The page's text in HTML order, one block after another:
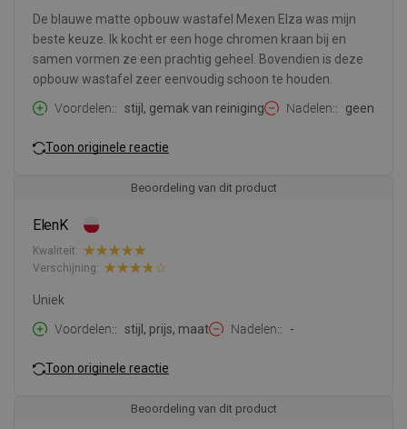
De blauwe matte opbouw wastafel Mexen Elza was mijn
beste keuze. Ik kocht er een hoge chromen kraan bij en
samen vormen ze een prachtig geheel. Bovendien is deze
opbouw wastafel zeer eenvoudig schoon te houden.
Voordelen:
stijl, gemak van reiniging Nadelen: geen
Toon originele reactie
Beoordeling van dit product
ElenK
Kwaliteit:
Verschijning:
Uniek
Voordelen:
stijl, prijs, maat Nadelen: -
Toon originele reactie
Beoordeling van dit product